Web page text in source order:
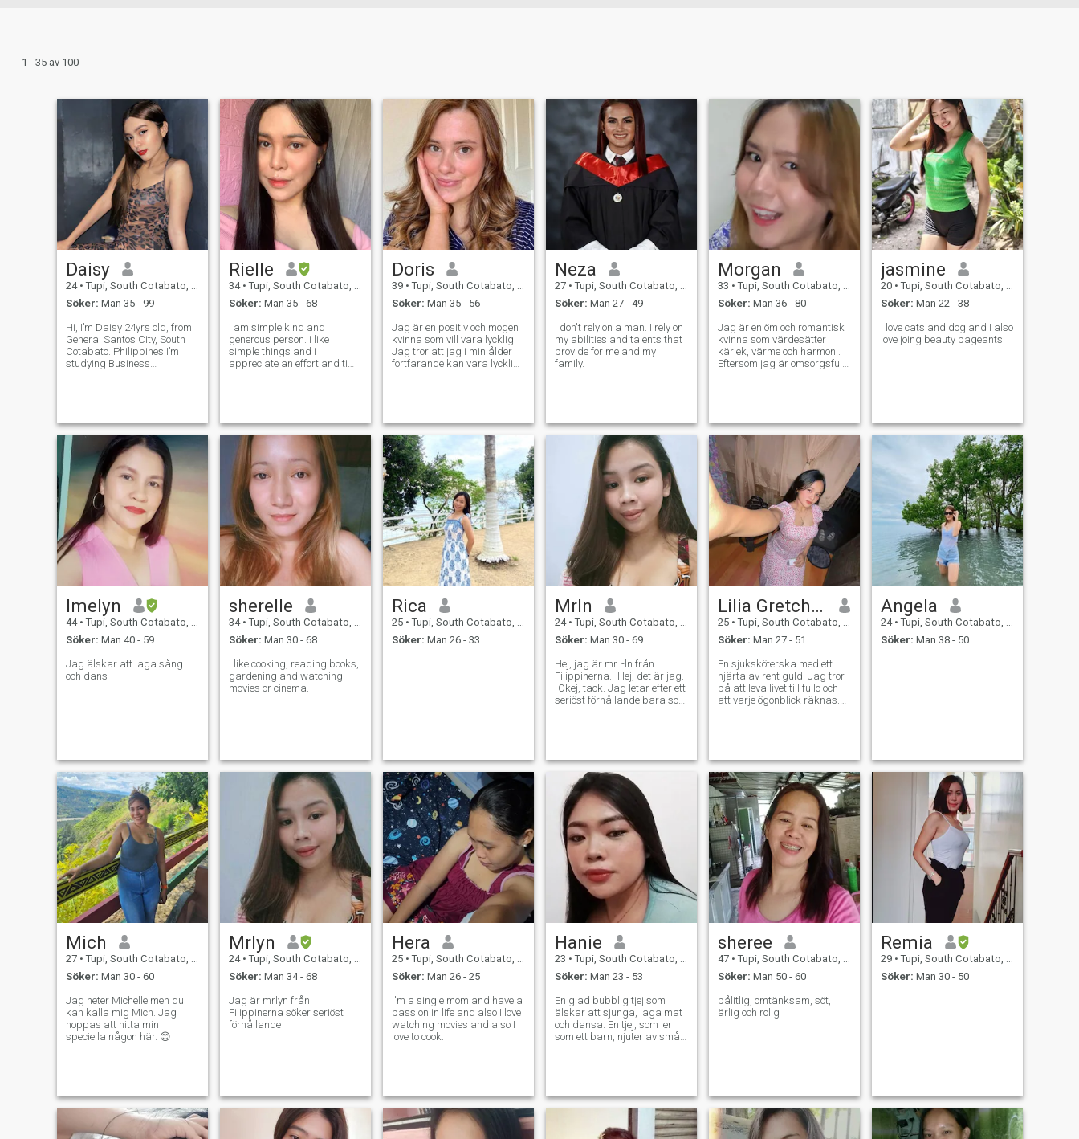
1 - 35 av 100
Daisy
24 • Tupi, South Cotabato, Filippinerna
Söker: Man 35 - 99
Hi, I’m Daisy 24yrs old, from
General Santos City, South
Cotabato. Philippines I’m
studying Business
kindness, generosity and
peace of mind.
Rielle
34 • Tupi, South Cotabato, Filippinerna
Söker: Man 35 - 68
i am simple kind and
generous person. i like
simple things and i
appreciate an effort and time
touch. my hobby are cooking,
planting, movies/
Doris
39 • Tupi, South Cotabato, Filippinerna
Söker: Man 35 - 56
Jag är en positiv och mogen
kvinna som vill vara lycklig.
Jag tror att jag i min ålder
fortfarande kan vara lycklig.
det. Jag försöker alltid vara
positiv och se på människor
bara bra saker. Jag gillar
att idrotta och laga mat. Min
dröm är nu att skapa familj
och jag tror att jag är redo
för det, vad sägs om dig?
Neza
27 • Tupi, South Cotabato, Filippinerna
Söker: Man 27 - 49
I don't rely on a man. I rely on
my abilities and talents that
provide for me and my
family.
Morgan
33 • Tupi, South Cotabato, Filippinerna
Söker: Man 36 - 80
Jag är en öm och romantisk
kvinna som värdesätter
kärlek, värme och harmoni.
Eftersom jag är omsorgsfull
jag har en lysande humor,
men jag vet hur man tar
saker på allvar när livet
kräver det. För mig går inre
styrka och vänlighet alltid
hand i hand.
jasmine
20 • Tupi, South Cotabato, Filippinerna
Söker: Man 22 - 38
I love cats and dog and I also
love joing beauty pageants
Imelyn
44 • Tupi, South Cotabato, Filippinerna
Söker: Man 40 - 59
Jag älskar att laga sång
och dans
sherelle
34 • Tupi, South Cotabato, Filippinerna
Söker: Man 30 - 68
i like cooking, reading books,
gardening and watching
movies or cinema.
Rica
25 • Tupi, South Cotabato, Filippinerna
Söker: Man 26 - 33
Mrln
24 • Tupi, South Cotabato, Filippinerna
Söker: Man 30 - 69
Hej, jag är mr. -ln från
Filippinerna. -Hej, det är jag.
-Okej, tack. Jag letar efter ett
seriöst förhållande bara som
äkta lojal har ett bra och
vänligt hjärta med bra
attityd och hårt arbetande
enkel men älskare och
mycket omtänksam person
☺️
Lilia Gretchen
25 • Tupi, South Cotabato, Filippinerna
Söker: Man 27 - 51
En sjuksköterska med ett
hjärta av rent guld. Jag tror
på att leva livet till fullo och
att varje ögonblick räknas.
Angela
24 • Tupi, South Cotabato, Filippinerna
Söker: Man 38 - 50
Mich
27 • Tupi, South Cotabato, Filippinerna
Söker: Man 30 - 60
Jag heter Michelle men du
kan kalla mig Mich. Jag
hoppas att hitta min
speciella någon här. 😊
Mrlyn
24 • Tupi, South Cotabato, Filippinerna
Söker: Man 34 - 68
Jag är mrlyn från
Filippinerna söker seriöst
förhållande
Hera
25 • Tupi, South Cotabato, Filippinerna
Söker: Man 26 - 25
I'm a single mom and have a
passion in life and also I love
watching movies and also I
love to cook.
Hanie
23 • Tupi, South Cotabato, Filippinerna
Söker: Man 23 - 53
En glad bubblig tjej som
älskar att sjunga, laga mat
och dansa. En tjej, som ler
som ett barn, njuter av små
sheree
47 • Tupi, South Cotabato, Filippinerna
Söker: Man 50 - 60
pålitlig, omtänksam, söt,
ärlig och rolig
Remia
29 • Tupi, South Cotabato, Filippinerna
Söker: Man 30 - 50